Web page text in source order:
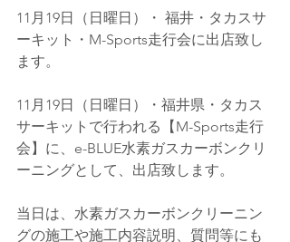
11月19日（日曜日）・ 福井・タカスサ
ーキット・M-Sports走行会に出店致し
ます。
11月19日（日曜日）・福井県・タカス
サーキットで行われる【M-Sports走行
会】に、e-BLUE水素ガスカーボンクリ
ーニングとして、出店致します。
当日は、水素ガスカーボンクリーニン
グの施工や施工内容説明、質問等にも